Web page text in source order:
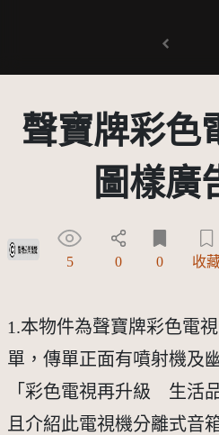
聲寶牌彩色
圖樣廣
受著作權法保護-僅限於本平台有限度公開瀏覽
5 0 0 收
1.本物件為聲寶牌彩色電
單，傳單正面有噴射機及
「彩色電視再升級 生活
且介紹此電視機分離式音